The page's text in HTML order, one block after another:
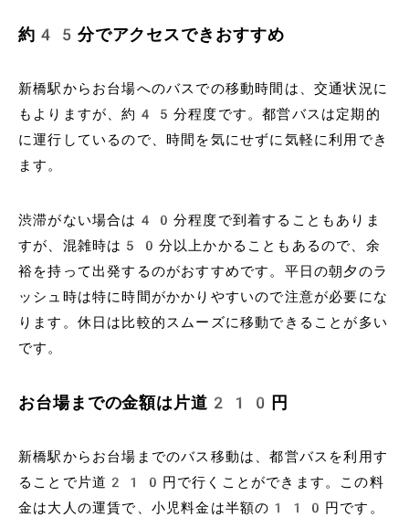
約45分でアクセスできおすすめ
新橋駅からお台場へのバスでの移動時間は、交通状況に
もよりますが、約45分程度です。都営バスは定期的
に運行しているので、時間を気にせずに気軽に利用でき
ます。
渋滞がない場合は40分程度で到着することもありま
すが、混雑時は50分以上かかることもあるので、余
裕を持って出発するのがおすすめです。平日の朝夕のラ
ッシュ時は特に時間がかかりやすいので注意が必要にな
ります。休日は比較的スムーズに移動できることが多い
です。
お台場までの金額は片道210円
新橋駅からお台場までのバス移動は、都営バスを利用す
ることで片道210円で行くことができます。この料
金は大人の運賃で、小児料金は半額の110円です。